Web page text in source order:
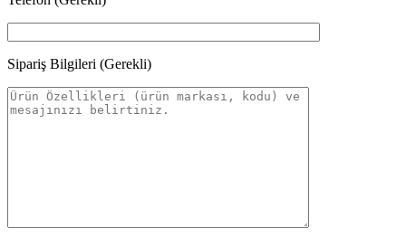
Sipariş Bilgileri (Gerekli)